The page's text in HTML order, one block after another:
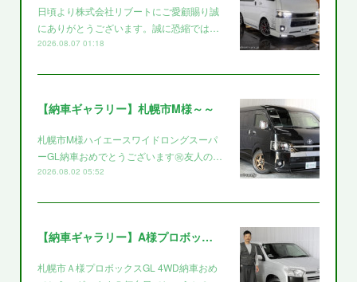
日頃より株式会社リブートにご愛顧賜り誠
にありがとうございます。誠に恐縮では…
2026.08.07 01:18
【納車ギャラリー】札幌市M様～～
札幌市M様ハイエースワイドロングスーパ
ーGL納車おめでとうございます㊗️友人の…
2026.08.02 05:52
【納車ギャラリー】A様プロボックス～～
札幌市Ａ様プロボックスGL 4WD納車おめ